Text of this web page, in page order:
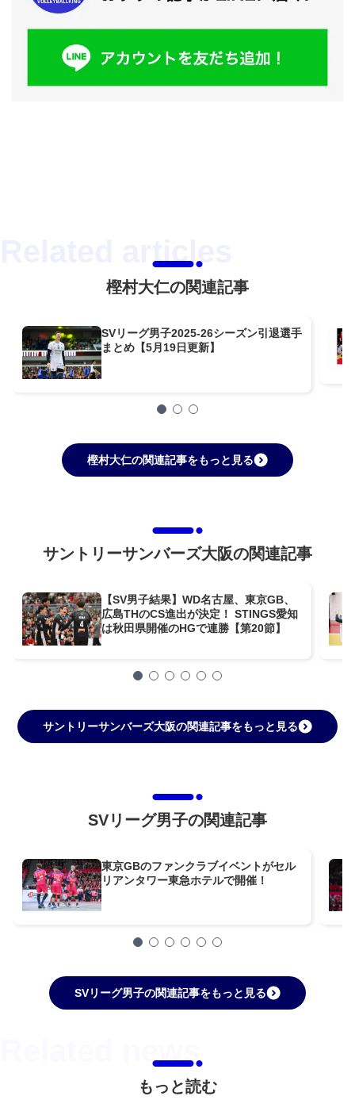
樫村大仁の関連記事
SVリーグ男子2025-26シーズン引退選手
まとめ【5月19日更新】
樫村大仁の関連記事をもっと見る
サントリーサンバーズ大阪の関連記事
【SV男子結果】WD名古屋、東京GB、
広島THのCS進出が決定！ STINGS愛知
は秋田県開催のHGで連勝【第20節】
サントリーサンバーズ大阪の関連記事をもっと見る
SVリーグ男子の関連記事
東京GBのファンクラブイベントがセル
リアンタワー東急ホテルで開催！
SVリーグ男子の関連記事をもっと見る
もっと読む